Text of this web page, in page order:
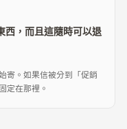
西，而且這隨時可以退
寄。如果信被分到「促銷
定在那裡。